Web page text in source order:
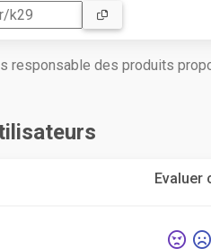
responsable des produits
Evaluer